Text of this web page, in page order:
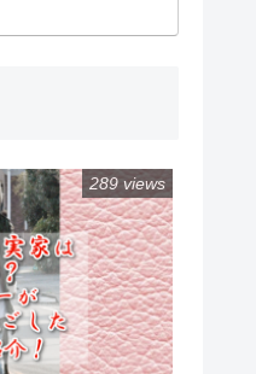
289 views